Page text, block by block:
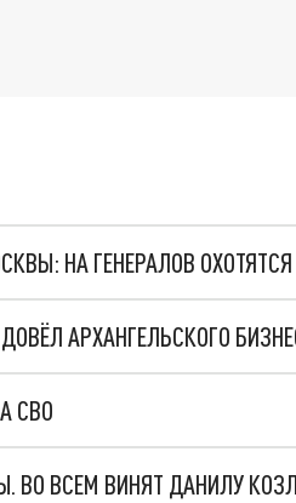
НА ГЕНЕРАЛОВ
АРХАНГЕЛЬСКОГО
СВО
ВО ВСЕМ ВИНЯТ ДАНИЛУ